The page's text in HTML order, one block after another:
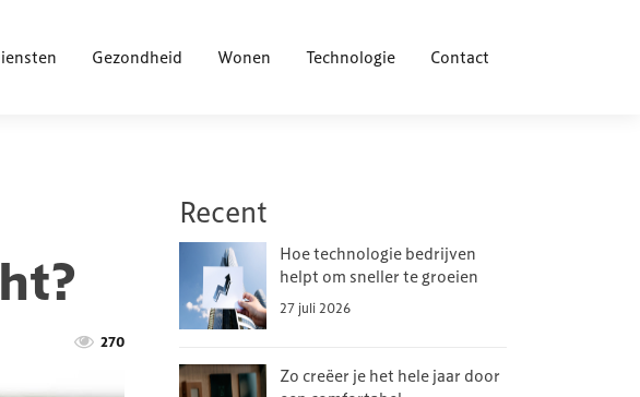
Gezondheid Wonen Technologie Contact
270
Recent
Hoe technologie bedrijven
helpt om sneller te groeien
27 juli 2026
Zo creëer je het hele jaar door